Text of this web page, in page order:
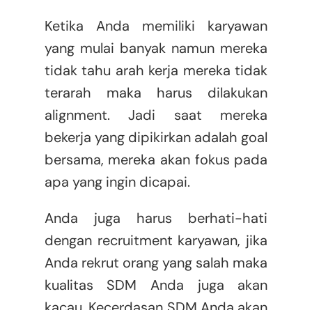
Ketika Anda memiliki karyawan
yang mulai banyak namun mereka
tidak tahu arah kerja mereka tidak
terarah maka harus dilakukan
alignment. Jadi saat mereka
bekerja yang dipikirkan adalah goal
bersama, mereka akan fokus pada
apa yang ingin dicapai.
Anda juga harus berhati-hati
dengan recruitment karyawan, jika
Anda rekrut orang yang salah maka
kualitas SDM Anda juga akan